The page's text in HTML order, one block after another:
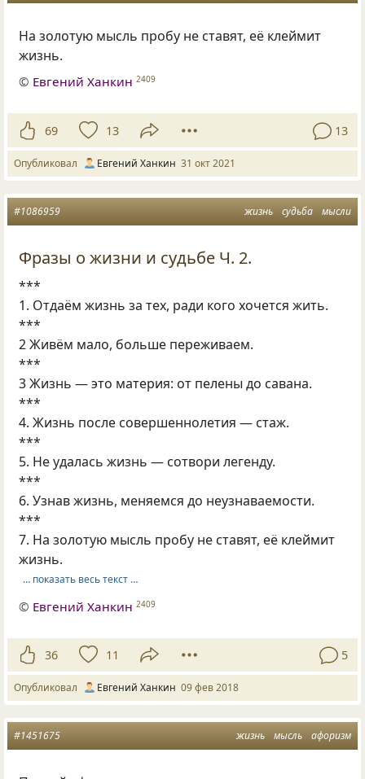
На золотую мысль пробу не ставят, её клеймит
жизнь.
© Евгений Ханкин 2409
69 13 13
Опубликовал Евгений Ханкин 31 окт 2021
жизнь судьба мысли
#1086959
Фразы о жизни и судьбе Ч. 2.
***
1. Отдаём жизнь за тех, ради кого хочется жить.
***
2 Живём мало, больше переживаем.
***
3 Жизнь — это материя: от пелены до савана.
***
4. Жизнь после совершеннолетия — стаж.
***
5. Не удалась жизнь — сотвори легенду.
***
6. Узнав жизнь, меняемся до неузнаваемости.
***
7. На золотую мысль пробу не ставят, её клеймит
жизнь.
… показать весь текст …
© Евгений Ханкин 2409
36 11 5
Опубликовал Евгений Ханкин 09 фев 2018
жизнь мысль афоризм
#1451675